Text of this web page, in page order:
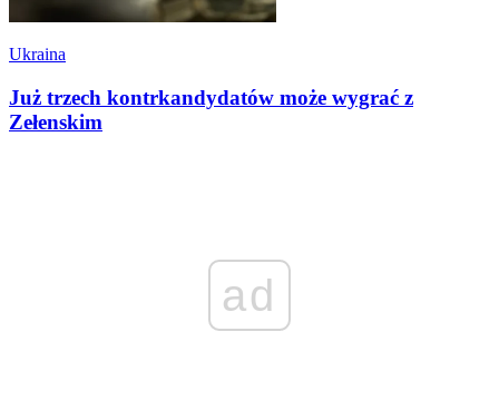
Ukraina
Już trzech kontrkandydatów może wygrać z
Zełenskim
ad